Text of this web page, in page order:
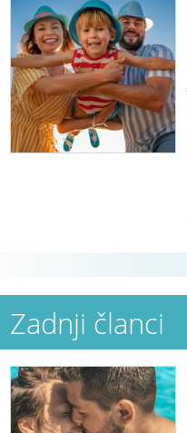
Zadnji članci